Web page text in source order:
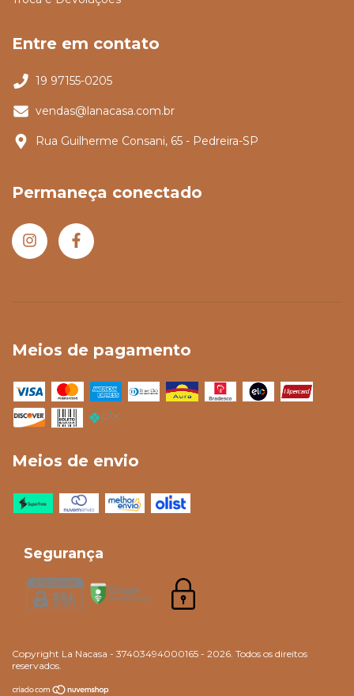
Entre em contato
19 97155-0205
vendas@lanacasa.com.br
Rua Guilherme Consani, 65 - Pedreira-SP
Permaneça conectado
Meios de pagamento
Meios de envio
Segurança
Copyright La Nacasa - 37403494000165 - 2026. Todos os direitos
reservados.